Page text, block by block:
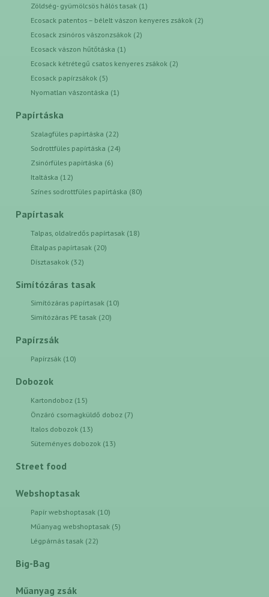
Zöldség- gyümölcsös hálós tasak (1)
Ecosack patentos – bélelt vászon kenyeres zsákok (2)
Ecosack zsinóros vászonzsákok (2)
Ecosack vászon hűtőtáska (1)
Ecosack kétrétegű csatos kenyeres zsákok (2)
Ecosack papírzsákok (5)
Nyomatlan vászontáska (1)
Papírtáska
Szalagfüles papírtáska (22)
Sodrottfüles papírtáska (24)
Zsinórfüles papírtáska (6)
Italtáska (12)
Színes sodrottfüles papírtáska (80)
Papírtasak
Talpas, oldalredős papírtasak (18)
Éltalpas papírtasak (20)
Dísztasakok (32)
Simítózáras tasak
Simítózáras papírtasak (10)
Simítózáras PE tasak (20)
Papírzsák
Papírzsák (10)
Dobozok
Kartondoboz (15)
Önzáró csomagküldő doboz (7)
Italos dobozok (13)
Süteményes dobozok (13)
Street food
Webshoptasak
Papír webshoptasak (10)
Műanyag webshoptasak (5)
Légpárnás tasak (22)
Big-Bag
Műanyag zsák